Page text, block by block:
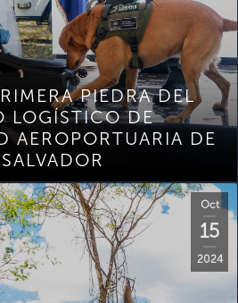
PIEDRA DEL
LOGÍSTICO DE
AEROPORTUARIA DE
Oct
15
2024